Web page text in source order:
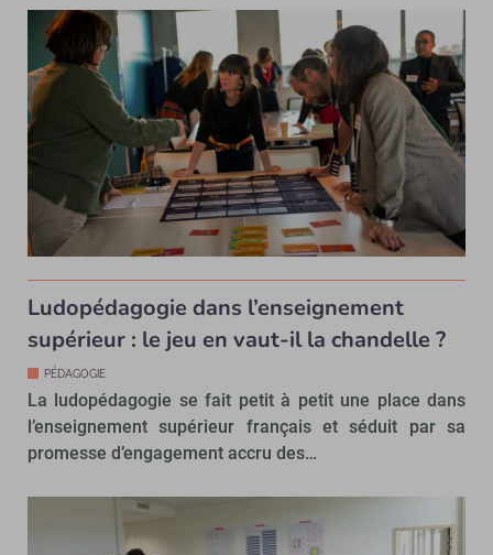
Ludopédagogie dans l’enseignement
supérieur : le jeu en vaut-il la chandelle ?
PÉDAGOGIE
La ludopédagogie se fait petit à petit une place dans
l’enseignement supérieur français et séduit par sa
promesse d’engagement accru des…